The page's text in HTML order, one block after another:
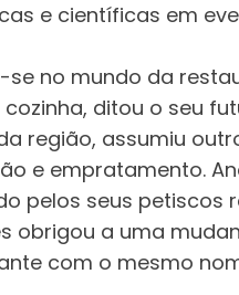
e científicas em
no mundo da
ditou o seu
região, assumiu
e empratamento.
pelos seus petiscos
obrigou a uma
com o mesmo